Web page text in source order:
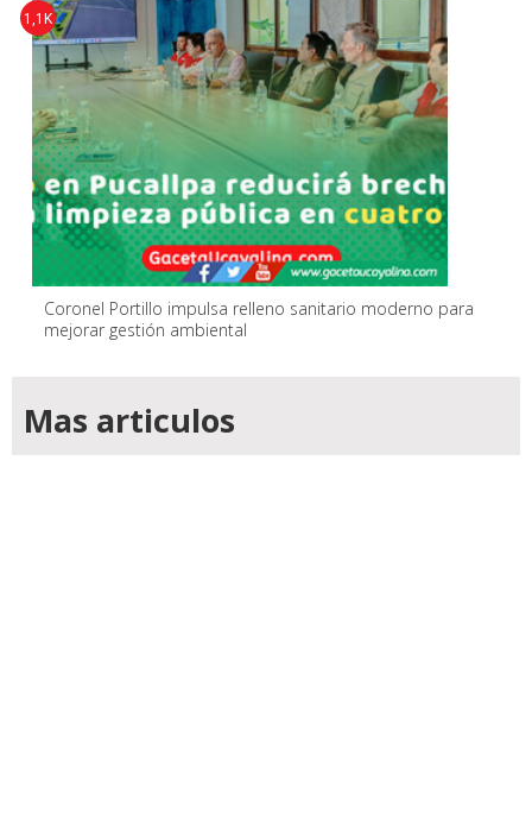
Coronel Portillo impulsa relleno sanitario moderno para
mejorar gestión ambiental
1,1K
Mas articulos